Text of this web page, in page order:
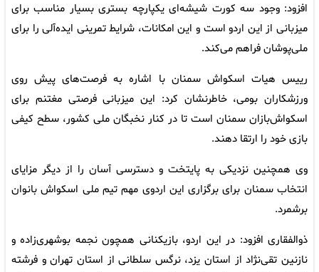
افزود: وجود سه کورت شیشه‌ای یکپارچه بستری بسیار مناسب برای
میزبانی از این اردو است و این امکانات، شرایط تمرینی ایده‌آلی را برای
ملی‌پوشان فراهم می‌کند.
رییس هیات اسکواش سمنان با اشاره به فرصت‌های پیش روی
ورزشکاران بومی، خاطرنشان کرد: این میزبانی فرصتی مغتنم برای
اسکواش‌بازان سمنان است تا در کنار نخبگان ملی کشور، سطح کیفی
بازی خود را ارتقا دهند.
وی همچنین نزدیکی به پایتخت و دسترسی آسان را از دیگر مزایای
انتخاب سمنان برای برگزاری این اردوی مهم تیم ملی اسکواش بانوان
برشمرد.
ذوالفقاری افزود: در این اردو، بازیکنانی همچون نجمه بوشهری‌زاده و
نازنین تقی‌نژاد از استان یزد، نرگس سلطانی از استان تهران و فرشته